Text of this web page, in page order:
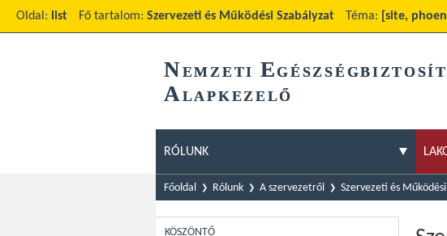
Oldal: list Fő tartalom: Szervezeti és Működési Szabályzat Téma: [site,
NEMZETI E
ALAPKEZELŐ
RÓLUNK
Főoldal Rólunk A szervezetről Szervezeti és
KÖSZÖNTŐ